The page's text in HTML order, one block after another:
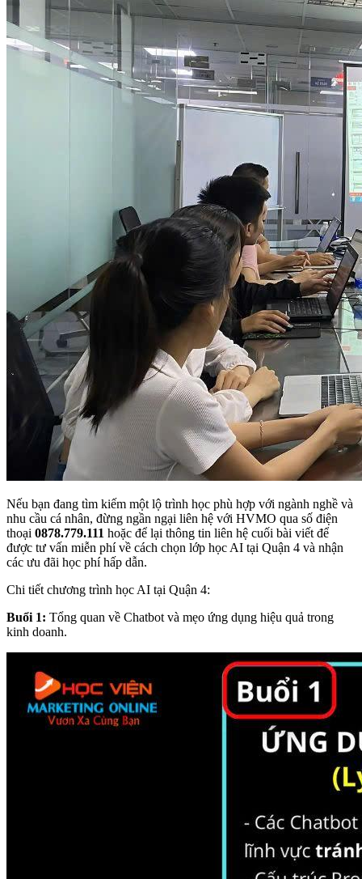
Nếu bạn đang tìm kiếm một lộ trình học phù hợp với ngành nghề và
nhu cầu cá nhân, đừng ngần ngại liên hệ với HVMO qua số điện
thoại 0878.779.111 hoặc để lại thông tin liên hệ cuối bài viết để
được tư vấn miễn phí về cách chọn lớp học AI tại Quận 4 và nhận
các ưu đãi học phí hấp dẫn.
Chi tiết chương trình học AI tại Quận 4:
Buổi 1: Tổng quan về Chatbot và mẹo ứng dụng hiệu quả trong
kinh doanh.